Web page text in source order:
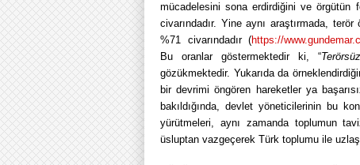
mücadelesini sona erdirdiğini ve örgütün
civarındadır. Yine aynı araştırmada,
%71 civarındadır (https://
Bu oranlar göstermektedir ki, “
gözükmektedir. Yukarıda da
bir devrimi öngören hareketler ya
bakıldığında, devlet yöneticilerinin bu
yürütmeleri, aynı zamanda toplumun
üsluptan vazgeçerek Türk toplumu ile